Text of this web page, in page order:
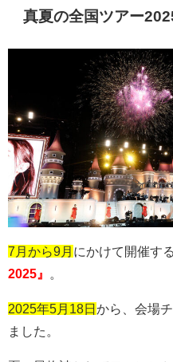
真夏の全国ツアー
7月から9月 にかけて開催する
2025』
。
2025年5月18日 から、会場
ました。